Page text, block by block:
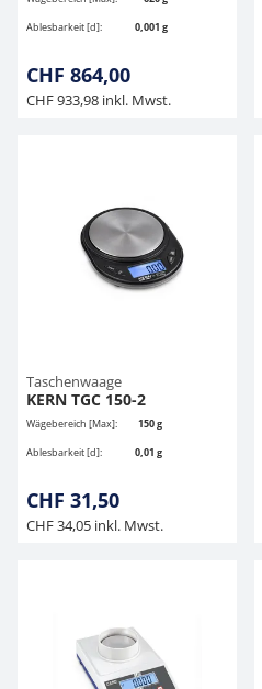
Ablesbarkeit [d]:
0,001 g
CHF 864,00
CHF 933,98 inkl. Mwst.
Taschenwaage
KERN TGC 150-2
Wägebereich [Max]:
150 g
Ablesbarkeit [d]:
0,01 g
CHF 31,50
CHF 34,05 inkl. Mwst.